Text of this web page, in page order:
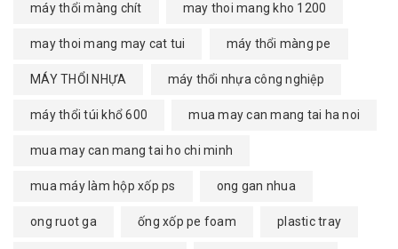
máy thổi màng chít may thoi mang kho 1200
may thoi mang may cat tui máy thổi màng pe
MÁY THỔI NHỰA máy thổi nhựa công nghiệp
máy thổi túi khổ 600 mua may can mang tai ha noi
mua may can mang tai ho chi minh
mua máy làm hộp xốp ps ong gan nhua
ong ruot ga ống xốp pe foam plastic tray